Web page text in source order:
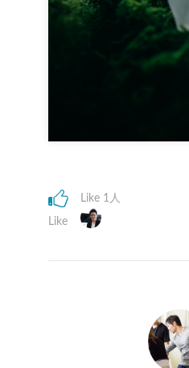
Like
Like 1人